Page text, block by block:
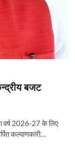
बजट
वर्ष 2026-27 के लिए
कल्याणकारी…